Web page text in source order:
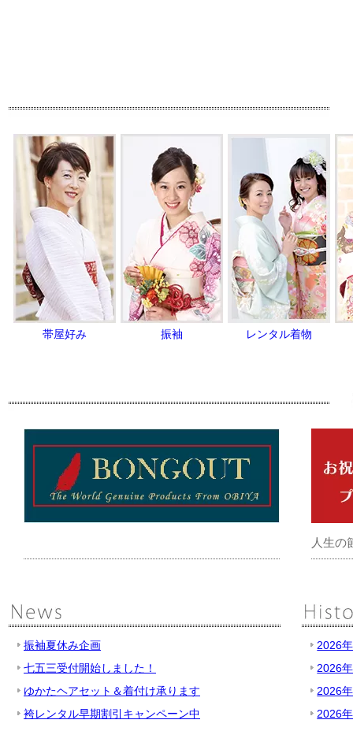
帯屋好み 振袖 レンタル着物
人生の
振袖夏休み企画
七五三受付開始しました！
ゆかたヘアセット＆着付け承ります
袴レンタル早期割引キャンペーン中
2026
2026
2026
2026